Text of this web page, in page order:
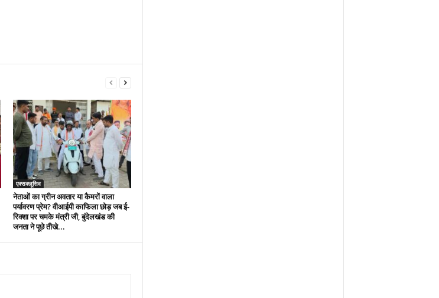
एक्सक्लूसिव
नेताओं का ग्रीन अवतार या कैमरों वाला
पर्यावरण प्रेम? वीआईपी काफिला छोड़ जब ई-
रिक्शा पर चमके मंत्री जी, बुंदेलखंड की
जनता ने पूछे तीखे...